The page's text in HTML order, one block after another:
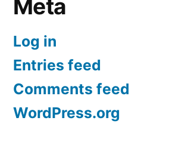
Meta
Log in
Entries feed
Comments feed
WordPress.org